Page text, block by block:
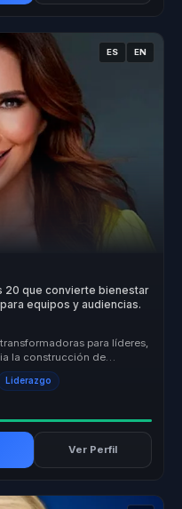
ES EN
20 que convierte bienestar
equipos y audiencias.
para líderes,
la construcción de
Liderazgo
Ver Perfil